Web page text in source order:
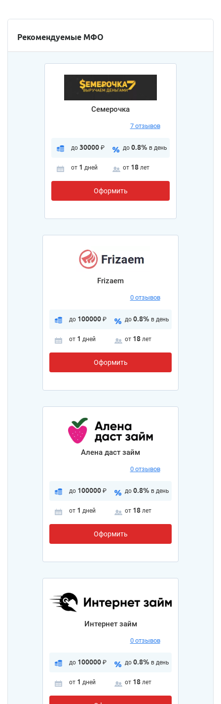
Рекомендуемые МФО
Семерочка
7 отзывов
до 30000 ₽ до 0.8% в день
от 1 дней от 18 лет
Оформить
Frizaem
0 отзывов
до 100000 ₽ до 0.8% в день
от 1 дней от 18 лет
Оформить
Алена даст займ
0 отзывов
до 100000 ₽ до 0.8% в день
от 1 дней от 18 лет
Оформить
Интернет займ
0 отзывов
до 100000 ₽ до 0.8% в день
от 1 дней от 18 лет